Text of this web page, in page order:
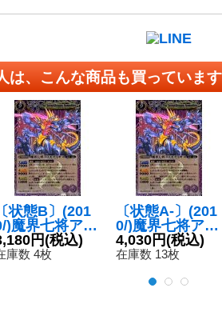
は、こんな商品も買っています
〔状態B〕(201
)魔界七将アス
ディオス
X】{BS08-X3
円(税込)
庫数 4枚
〔状態A-〕(201
0/)魔界七将アス
モディオス
【X】{BS08-X3
4,030円(税込)
在庫数 13枚